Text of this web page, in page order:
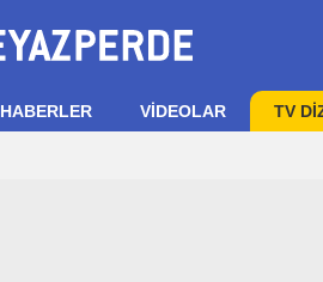
HABERLER VIDEOLAR TV